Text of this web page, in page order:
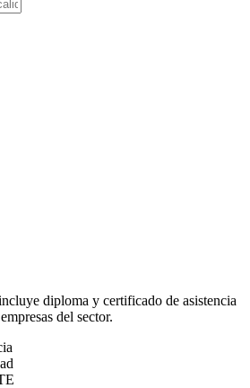
diploma y certificado de asistencia
del sector.